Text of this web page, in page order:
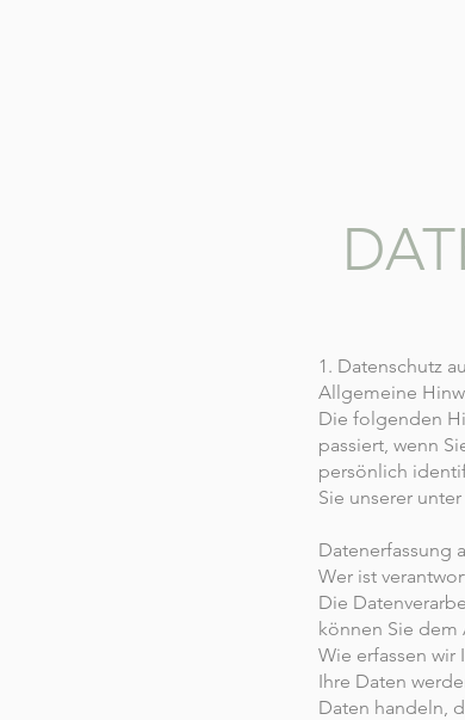
1. Datenschutz
Allgemeine
Die folgenden
passiert, wenn
persönlich
Sie unserer
Datenerfassung
Wer ist
Die
können Sie dem
Wie erfassen wir
Ihre Daten
Daten handeln,